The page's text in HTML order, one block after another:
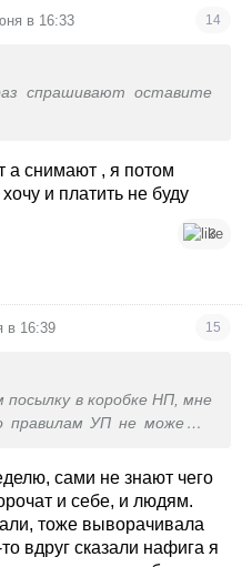
в 16:33 14
спрашивают оставите
снимают , я потом
и платить не буду
3
в 16:39 15
посылку в коробке НП, мне
правилам УП не может в
чтоб лого НП
правила у них уже
сами не знают чего
и себе, и людям.
тоже выворачивала
вдруг сказали нафига я